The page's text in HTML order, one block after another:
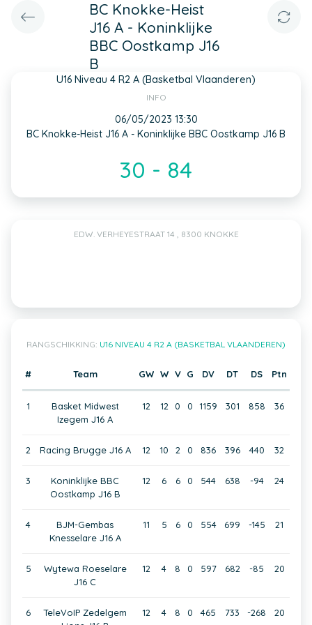
BC Knokke-Heist
J16 A - Koninklijke
BBC Oostkamp J16
B
U16 Niveau 4 R2 A (Basketbal Vlaanderen)
INFO
06/05/2023 13:30
BC Knokke-Heist J16 A - Koninklijke BBC Oostkamp J16 B
30 - 84
EDW. VERHEYESTRAAT 14 , 8300 KNOKKE
RANGSCHIKKING: U16 NIVEAU 4 R2 A (BASKETBAL VLAANDEREN)
# Team GW W V G DV DT DS Ptn
1
Basket Midwest
Izegem J16 A
12 12 0 0 1159 301 858 36
2 Racing Brugge J16 A 12 10 2 0 836 396 440 32
3
Koninklijke BBC
Oostkamp J16 B
12 6 6 0 544 638 -94 24
4
BJM-Gembas
Knesselare J16 A
11 5 6 0 554 699 -145 21
5
Wytewa Roeselare
J16 C
12 4 8 0 597 682 -85 20
6
TeleVoIP Zedelgem
12 4 8 0 465 733 -268 20